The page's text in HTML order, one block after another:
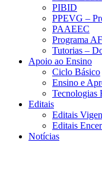
PIBID
PPEVG –
PAAEEC
Programa
Tutorias –
Apoio ao Ensino
Ciclo Básico
Ensino e
Tecnologias
Editais
Editais
Editais
Notícias